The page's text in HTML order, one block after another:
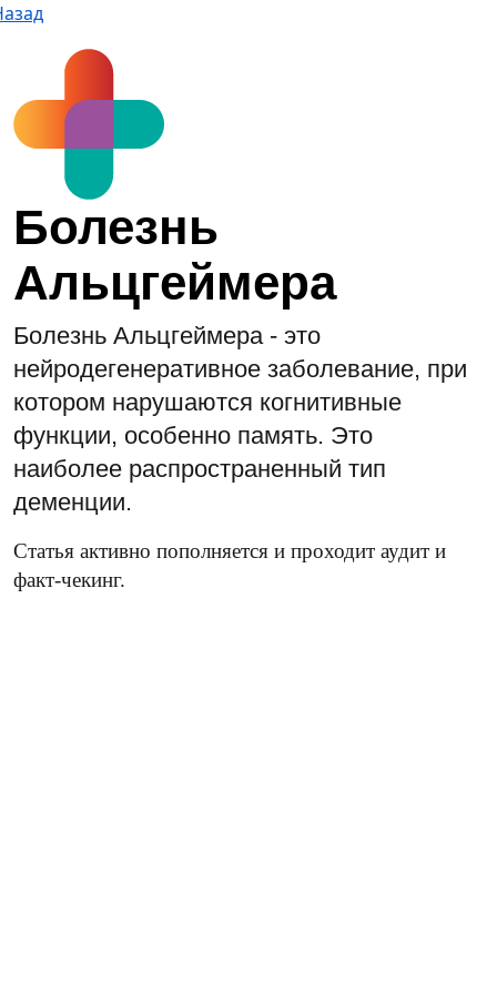
Болезнь
Альцгеймера
Болезнь Альцгеймера - это
нейродегенеративное заболевание, при
котором нарушаются когнитивные
функции, особенно память. Это
наиболее распространенный тип
деменции.
Статья активно пополняется и проходит аудит и
факт-чекинг.